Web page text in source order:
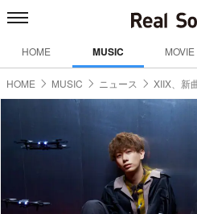
HOME MUSIC MOVIE
HOME MUSIC ニュース XIIX、新